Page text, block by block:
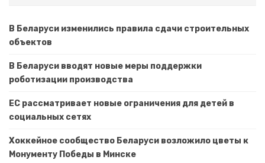
В Беларуси изменились правила сдачи строительных
объектов
В Беларуси вводят новые меры поддержки
роботизации производства
ЕС рассматривает новые ограничения для детей в
социальных сетях
Хоккейное сообщество Беларуси возложило цветы к
Монументу Победы в Минске